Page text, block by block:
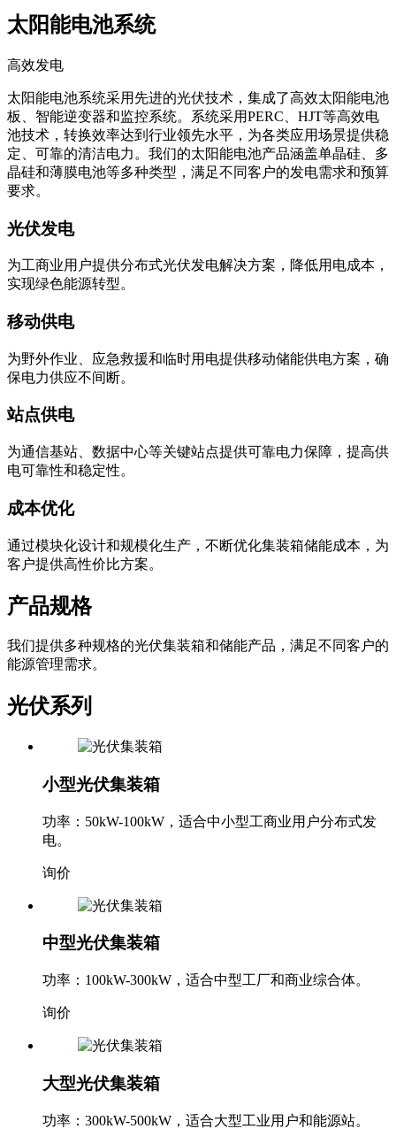
太阳能电池系统
高效发电
太阳能电池系统采用先进的光伏技术，集成了高效太阳能电池
板、智能逆变器和监控系统。系统采用PERC、HJT等高效电
池技术，转换效率达到行业领先水平，为各类应用场景提供稳
定、可靠的清洁电力。我们的太阳能电池产品涵盖单晶硅、多
晶硅和薄膜电池等多种类型，满足不同客户的发电需求和预算
要求。
光伏发电
为工商业用户提供分布式光伏发电解决方案，降低用电成本，
实现绿色能源转型。
移动供电
为野外作业、应急救援和临时用电提供移动储能供电方案，确
保电力供应不间断。
站点供电
为通信基站、数据中心等关键站点提供可靠电力保障，提高供
电可靠性和稳定性。
成本优化
通过模块化设计和规模化生产，不断优化集装箱储能成本，为
客户提供高性价比方案。
产品规格
我们提供多种规格的光伏集装箱和储能产品，满足不同客户的
能源管理需求。
光伏系列
小型光伏集装箱
功率：50kW-100kW，适合中小型工商业用户分布式发
电。
询价
中型光伏集装箱
功率：100kW-300kW，适合中型工厂和商业综合体。
询价
大型光伏集装箱
功率：300kW-500kW，适合大型工业用户和能源站。